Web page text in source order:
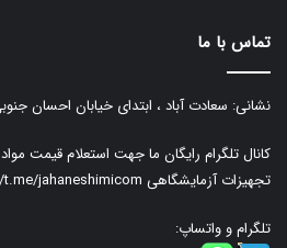
تماس با ما
نشانی: سعادت آباد ، ابتدای خیابان احسان جنوبی
کانال تلگرام رایگان ما جهت استعلام قیمت
تجهیزات آزمایشگاهی jahaneshimicom
تلگرام و واتساپ: